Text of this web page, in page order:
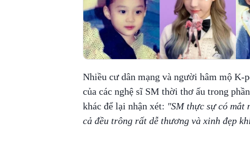
Nhiều cư dân mạng và người hâm mộ K-
của các nghệ sĩ SM thời thơ ấu trong
khác để lại nhận xét: "SM thực sự có
cả đều trông rất dễ thương và xinh đẹp